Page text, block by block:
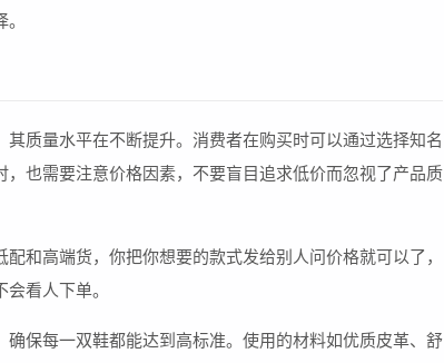
质量水平在不断提升。消费者在购买时可以通过选择知名
也需要注意价格因素，不要盲目追求低价而忽视了产品质
和高端货，你把你想要的款式发给别人问价格就可以了，
看人下单。
保每一双鞋都能达到高标准。使用的材料如优质皮革、舒